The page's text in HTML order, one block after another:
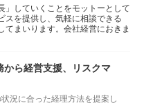
」していくことをモットーとして
スを提供し、気軽に相談できる
てまいります。会社経営におきま
から経営支援、リスクマ
況に合った経理方法を提案し